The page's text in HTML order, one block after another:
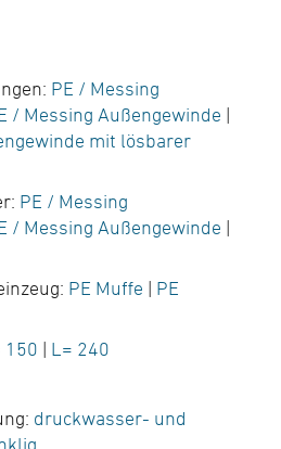
PE / Messing
/ Messing Außengewinde |
mit lösbarer
PE / Messing
/ Messing Außengewinde |
PE Muffe | PE
150 | L= 240
druckwasser- und